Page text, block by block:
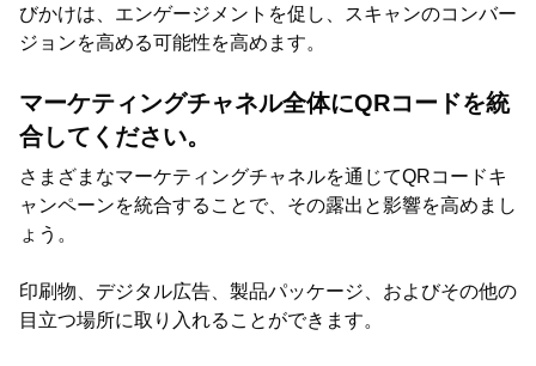
びかけは、エンゲージメントを促し、スキャンのコンバー
ジョンを高める可能性を高めます。
マーケティングチャネル全体にQRコードを統
合してください。
さまざまなマーケティングチャネルを通じてQRコードキ
ャンペーンを統合することで、その露出と影響を高めまし
ょう。
印刷物、デジタル広告、製品パッケージ、およびその他の
目立つ場所に取り入れることができます。